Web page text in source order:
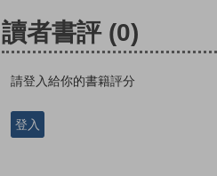
讀者書評 (0)
請登入給你的書籍評分
登入